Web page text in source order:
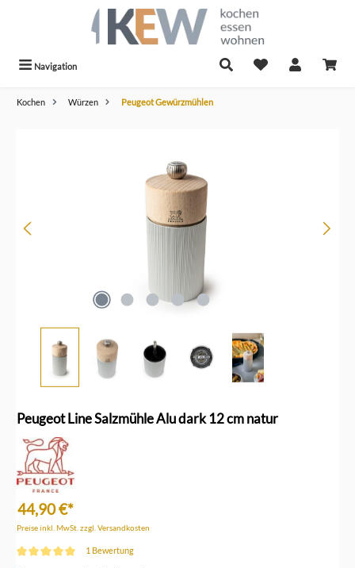
Navigation
Kochen Würzen Peugeot Gewürzmühlen
Peugeot Line Salzmühle Alu dark 12 cm natur
44,90 €*
Preise inkl. MwSt. zzgl. Versandkosten
1 Bewertung